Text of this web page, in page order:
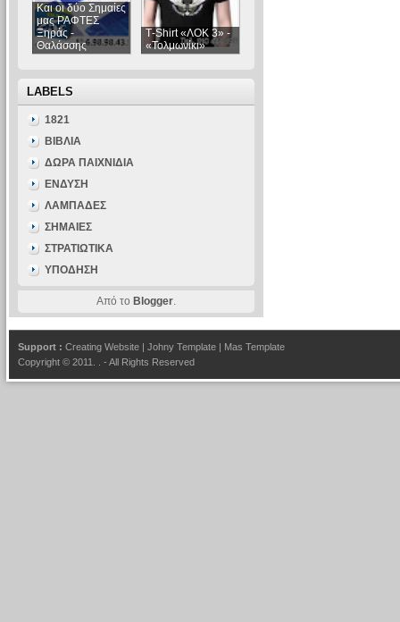
Και οι δύο Σημαίες
μας ΡΑΦΤΕΣ
Ξηράς -
Θαλάσσης
Τ-Shirt «ΛΟΚ 3» -
«Τολμωνίκι»
LABELS
1821
ΒΙΒΛΙΑ
ΔΩΡΑ ΠΑΙΧΝΙΔΙΑ
ΕΝΔΥΣΗ
ΛΑΜΠΑΔΕΣ
ΣΗΜΑΙΕΣ
ΣΤΡΑΤΙΩΤΙΚΑ
ΥΠΟΔΗΣΗ
Από το Blogger.
Support : Creating Website Johny Template
Mas Template
Copyright © 2011.
- All Rights Reserved